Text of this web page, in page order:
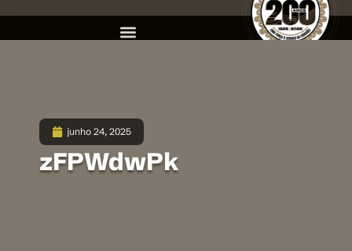
junho 24, 2025
zFPWdwPk